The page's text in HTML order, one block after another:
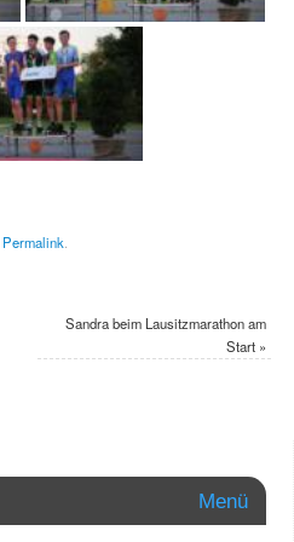
Permalink
Sandra beim Lausitzmarathon am
Start »
Menü